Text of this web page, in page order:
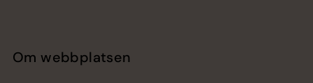
Om webbplatsen